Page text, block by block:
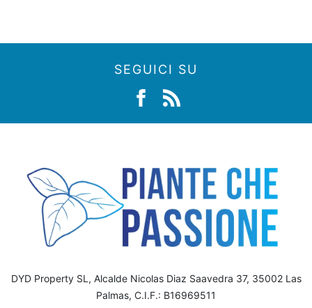
SEGUICI SU
DYD Property SL, Alcalde Nicolas Diaz Saavedra 37, 35002 Las
Palmas, C.I.F.: B16969511